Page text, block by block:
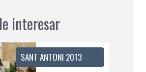
interesar
SANT ANTONI 2013